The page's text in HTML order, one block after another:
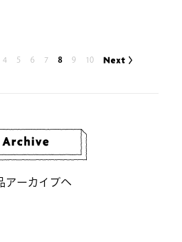
4 5 6 7 8 9 10
アーカイブへ